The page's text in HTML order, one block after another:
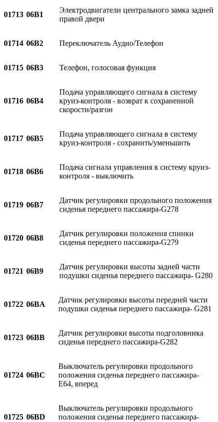
01713 06B1
Электродвигатели центрального замка задней
правой двери
01714 06B2 Переключатель Аудио/Телефон
01715 06B3 Телефон, голосовая функция
01716 06B4
Подача управляющего сигнала в систему
круиз-контроля - возврат к сохраненной
скорости/разгон
01717 06B5
Подача управляющего сигнала в систему
круиз-контроля - сохранить/уменьшить
01718 06B6
Подача сигнала управления в систему круиз-
контроля - выключить
01719 06B7
Датчик регулировки продольного положения
сиденья переднего пассажира-G278
01720 06B8
Датчик регулировки положения спинки
сиденья переднего пассажира-G279
01721 06B9
Датчик регулировки высоты задней части
подушки сиденья переднего пассажира- G280
01722 06BA
Датчик регулировки высоты передней части
подушки сиденья переднего пассажира- G281
01723 06BB
Датчик регулировки высоты подголовника
сиденья переднего пассажира-G282
01724 06BC
Выключатель регулировки продольного
положения сиденья переднего пассажира-
E64, вперед
01725 06BD
Выключатель регулировки продольного
положения сиденья переднего пассажира-